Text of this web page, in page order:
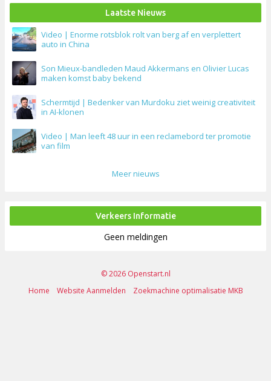
Laatste Nieuws
Video | Enorme rotsblok rolt van berg af en verplettert
auto in China
Son Mieux-bandleden Maud Akkermans en Olivier Lucas
maken komst baby bekend
Schermtijd | Bedenker van Murdoku ziet weinig creativiteit
in AI-klonen
Video | Man leeft 48 uur in een reclamebord ter promotie
van film
Meer nieuws
Verkeers Informatie
Geen meldingen
© 2026 Openstart.nl
Home
Website Aanmelden Zoekmachine optimalisatie MKB